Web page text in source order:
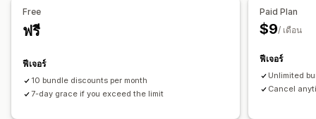
Free
ฟรี
ฟีเจอร์
10 bundle discounts per month
7-day grace if you exceed the limit
Paid Plan
$9/ เดือน
ฟีเจอร์
Unlimited
Cancel